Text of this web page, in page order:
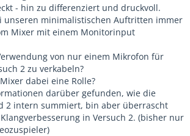
- hin zu differenziert und druckvoll.
unseren minimalistischen Auftritten immer
Mixer mit einem Monitorinput
von nur einem Mikrofon für
2 zu verkabeln?
dabei eine Rolle?
darüber gefunden, wie die
2 intern summiert, bin aber überrascht
in Versuch 2. (bisher nur